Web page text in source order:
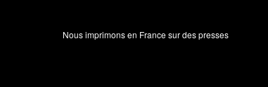
Nous imprimons en France sur des presses